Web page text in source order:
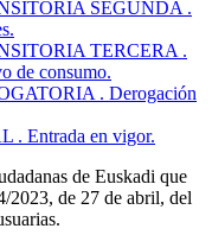
SEGUNDA .
TERCERA .
de consumo.
. Derogación
. Entrada en vigor.
de Euskadi que
2023, de 27 de abril, del